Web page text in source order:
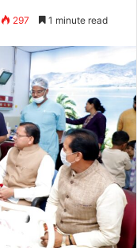
297 1 minute read